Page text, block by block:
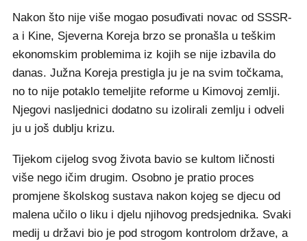
Nakon što nije više mogao posuđivati novac od SSSR-
a i Kine, Sjeverna Koreja brzo se pronašla u teškim
ekonomskim problemima iz kojih se nije izbavila do
danas. Južna Koreja prestigla ju je na svim točkama,
no to nije potaklo temeljite reforme u Kimovoj zemlji.
Njegovi nasljednici dodatno su izolirali zemlju i odveli
ju u još dublju krizu.
Tijekom cijelog svog života bavio se kultom ličnosti
više nego ičim drugim. Osobno je pratio proces
promjene školskog sustava nakon kojeg se djecu od
malena učilo o liku i djelu njihovog predsjednika. Svaki
medij u državi bio je pod strogom kontrolom države, a